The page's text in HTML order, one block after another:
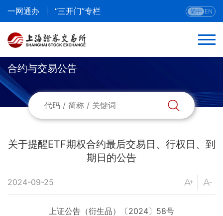
一网通办 “三开门”专栏 简中 EN
返回
合约与交易公告
挂牌信息
提醒信息
合约与交易公告
关于提醒ETF期权合约最后交易日、行权日、到
期日的公告
2024-09-25
上证公告（衍生品）〔2024〕58号